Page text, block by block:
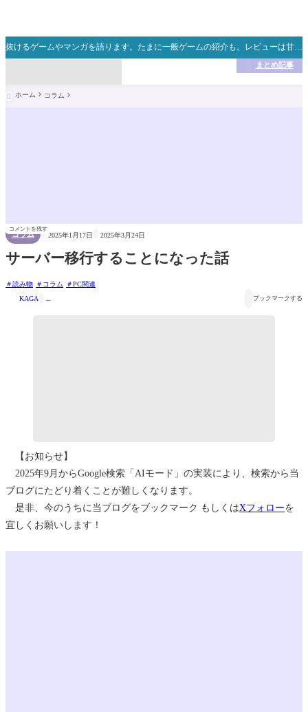
いいね！・コメント大
e. But feel free to contac
t me in English. Take it e
抜けるゲームやマンガを語ります。たまに一般ゲームの紹介も。レビューは甘めですが忖度無しの正直レビューです。皆さんのオカズ探しの旅のお役立てになれば本望です。【本サイトにはプロモーションが含まれております】
まとめ記事
 ホーム コラム
コラム  2025年1月17日 2025年3月24日
サーバー移行することになった話
読み物 コラム
PC関連
KAGA
-- ブックマークする
【お知らせ】
2025年9月からGoogle検索「AIモード」の実装により、検索から当
ブログにたどり着くことが難しくなります。
是非、今のうちに当ブログをブックマーク もしくはXフォローを
宜しくお願いします！
コメントを残す